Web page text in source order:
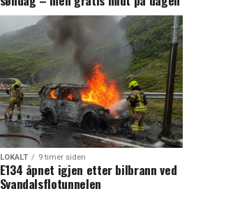
LOKALT 9 timer siden
E134 åpnet igjen etter bilbrann ved
Svandalsflotunnelen